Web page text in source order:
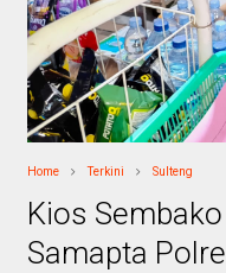
Home Terkini Sulteng
Kios
Samapta